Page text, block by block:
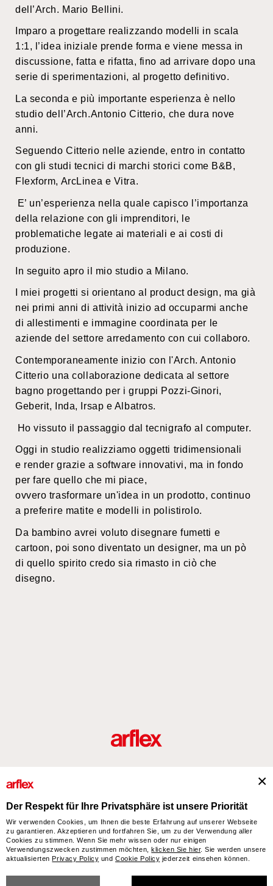
dell’Arch. Mario Bellini.
Imparo a progettare realizzando modelli in scala
1:1, l’idea iniziale prende forma e viene messa in
discussione, fatta e rifatta, fino ad arrivare dopo una
serie di sperimentazioni, al progetto definitivo.
La seconda e più importante esperienza è nello
studio dell’Arch.Antonio Citterio, che dura nove
anni.
Seguendo Citterio nelle aziende, entro in contatto
con gli studi tecnici di marchi storici come B&B,
Flexform, ArcLinea e Vitra.
E’ un’esperienza nella quale capisco l’importanza
della relazione con gli imprenditori, le
problematiche legate ai materiali e ai costi di
produzione.
In seguito apro il mio studio a Milano.
I miei progetti si orientano al product design, ma già
nei primi anni di attività inizio ad occuparmi anche
di allestimenti e immagine coordinata per le
aziende del settore arredamento con cui collaboro.
Contemporaneamente inizio con l'Arch. Antonio
Citterio una collaborazione dedicata al settore
bagno progettando per i gruppi Pozzi-Ginori,
Geberit, Inda, Irsap e Albatros.
Ho vissuto il passaggio dal tecnigrafo al computer.
Oggi in studio realizziamo oggetti tridimensionali
e render grazie a software innovativi, ma in fondo
per fare quello che mi piace,
ovvero trasformare un'idea in un prodotto, continuo
a preferire matite e modelli in polistirolo.
Da bambino avrei voluto disegnare fumetti e
cartoon, poi sono diventato un designer, ma un pò
di quello spirito credo sia rimasto in ciò che
disegno.
arflex – sevensalotti spa via Pizzo Scalino 1 20833 Giussano (Monza e Brianza) Italy
- Phone +39 0362 853043 - VAT IT 00703820969 – © arflex - sevensalotti spa 2026
All rights reserved
Der Respekt für Ihre Privatsphäre ist unsere Priorität
Wir verwenden Cookies, um Ihnen die beste Erfahrung auf unserer Webseite
zu garantieren. Akzeptieren und fortfahren Sie, um zu der Verwendung aller
Cookies zu stimmen. Wenn Sie mehr wissen oder nur einigen
Verwendungszwecken zustimmen möchten,klicken Sie hier. Sie werden unsere
aktualisiertenPrivacy Policy undCookie Policy jederzeit einsehen können.